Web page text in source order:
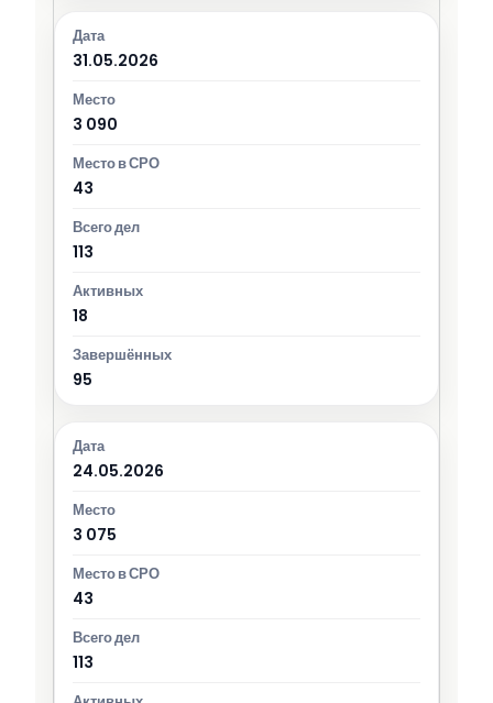
31.05.2026
3 090
43
113
18
95
24.05.2026
3 075
43
113